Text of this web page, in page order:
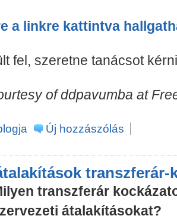
a linkre kattintva
fel, szeretne tanácsot
of ddpavumba at
Új hozzászólás
transzferár-
transzferár
átalakításokat?